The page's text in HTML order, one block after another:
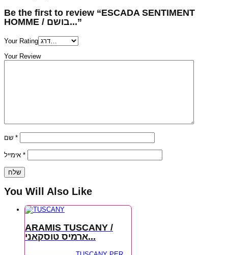
Be the first to review “ESCADA SENTIMENT
HOMME / בושם...”
Your Rating
Your Review
*
*
You Will Also Like
ARAMIS TUSCANY /
ארמיס טוסקאני...